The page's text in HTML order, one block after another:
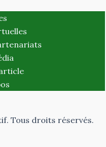
Tous droits réservés.